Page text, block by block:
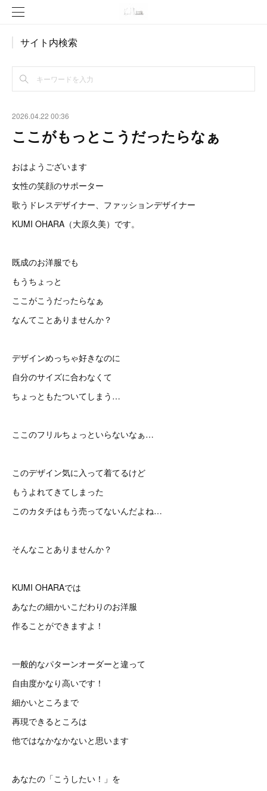
サイト内検索
2026.04.22 00:36
ここがもっとこうだったらなぁ
おはようございます
女性の笑顔のサポーター
歌うドレスデザイナー、ファッションデザイナー
KUMI OHARA（大原久美）です。
既成のお洋服でも
もうちょっと
ここがこうだったらなぁ
なんてことありませんか？
デザインめっちゃ好きなのに
自分のサイズに合わなくて
ちょっともたついてしまう…
ここのフリルちょっといらないなぁ…
このデザイン気に入って着てるけど
もうよれてきてしまった
このカタチはもう売ってないんだよね…
そんなことありませんか？
KUMI OHARAでは
あなたの細かいこだわりのお洋服
作ることができますよ！
一般的なパターンオーダーと違って
自由度かなり高いです！
細かいところまで
再現できるところは
他ではなかなかないと思います
あなたの「こうしたい！」を